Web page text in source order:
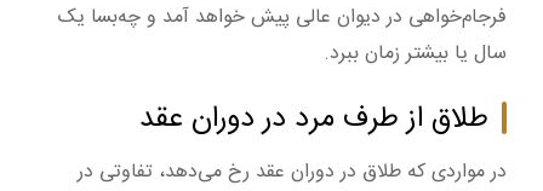
فرجام‌خواهی در دیوان عالی پیش خواهد آمد و چه‌بسا یک
سال یا بیشتر زمان ببرد.
طلاق از طرف مرد در دوران عقد
در مواردی که طلاق در دوران عقد رخ می‌دهد، تفاوتی در